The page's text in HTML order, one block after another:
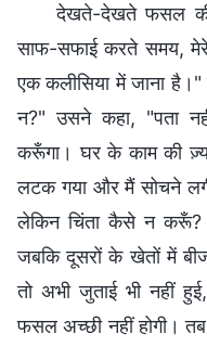
देखते-देखते फसल
साफ-सफाई करते समय,
एक कलीसिया में जाना
न?" उसने कहा, "पता
करूँगा। घर के काम की
लटक गया और मैं सोचने
लेकिन चिंता कैसे न करूँ?
जबकि दूसरों के खेतों में
तो अभी जुताई भी नहीं
फसल अच्छी नहीं होगी।